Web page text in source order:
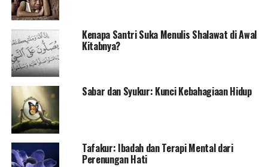
Kenapa Santri Suka Menulis Shalawat di Awal
Kitabnya?
Sabar dan Syukur: Kunci Kebahagiaan Hidup
Tafakur: Ibadah dan Terapi Mental dari
Perenungan Hati